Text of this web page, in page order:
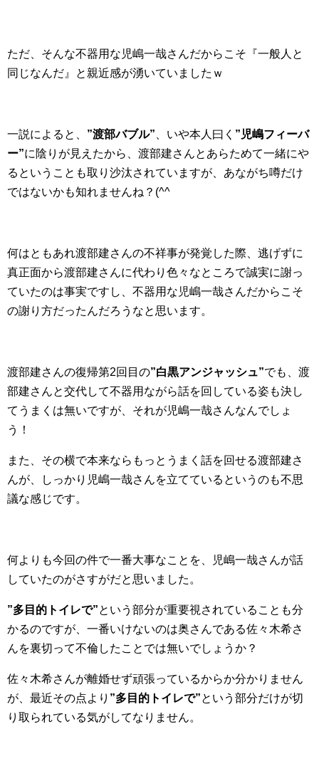
ただ、そんな不器用な児嶋一哉さんだからこそ『一般人と
同じなんだ』と親近感が湧いていましたｗ
一説によると、 ”渡部バブル” 、いや本人曰く ”児嶋フィーバ
ー”に陰りが見えたから、渡部建さんとあらためて一緒にや
るということも取り沙汰されていますが、あながち噂だけ
ではないかも知れませんね？(^^ゞ
何はともあれ渡部建さんの不祥事が発覚した際、逃げずに
真正面から渡部建さんに代わり色々なところで誠実に謝っ
ていたのは事実ですし、不器用な児嶋一哉さんだからこそ
の謝り方だったんだろうなと思います。
渡部建さんの復帰第2回目の”白黒アンジャッシュ”でも、渡
部建さんと交代して不器用ながら話を回している姿も決し
てうまくは無いですが、それが児嶋一哉さんなんでしょ
う！
また、その横で本来ならもっとうまく話を回せる渡部建さ
んが、しっかり児嶋一哉さんを立てているというのも不思
議な感じです。
何よりも今回の件で一番大事なことを、児嶋一哉さんが話
していたのがさすがだと思いました。
”多目的トイレで”という部分が重要視されていることも分
かるのですが、一番いけないのは奥さんである佐々木希さ
んを裏切って不倫したことでは無いでしょうか？
佐々木希さんが離婚せず頑張っているからか分かりません
が、最近その点より ”多目的トイレで”という部分だけが切
り取られている気がしてなりません。